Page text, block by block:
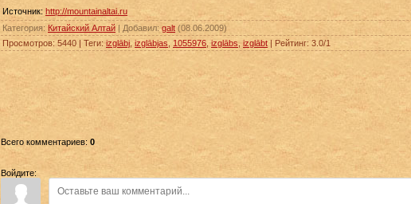
Источник: http://mountainaltai.ru
Категория: Китайский Алтай | Добавил: galt (08.06.2009)
Просмотров: 5440 | Теги: izglābj izglābjas 1055976 ,izglābs izglābt | Рейтинг: 3.0/1
Всего комментариев: 0
Войдите: